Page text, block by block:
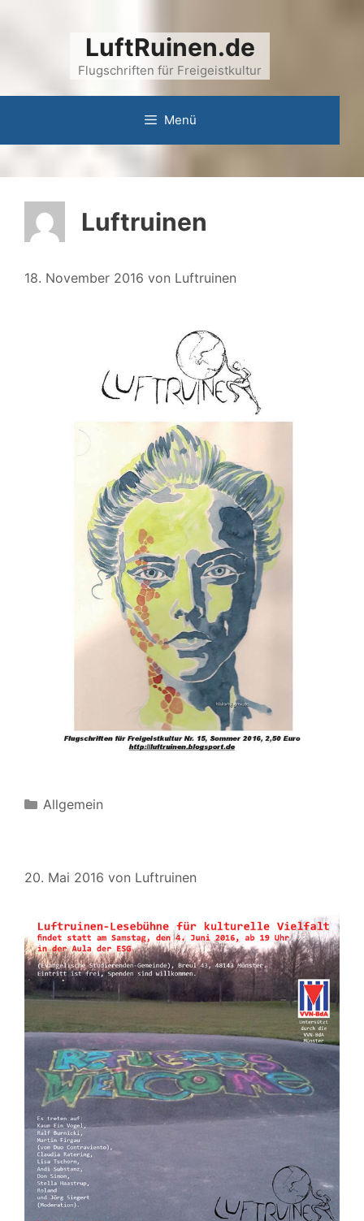
LuftRuinen.de
Flugschriften für Freigeistkultur
Menü
Luftruinen
18. November 2016 von Luftruinen
Kategorien
Allgemein
20. Mai 2016 von Luftruinen